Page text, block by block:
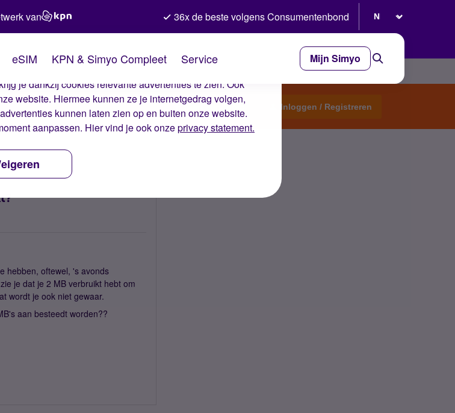
Met deze cookies zorgen wij ervoor dat je ervaring op de
je dankzij cookies relevante advertenties te zien. Ook
website. Hiermee kunnen ze je internetgedrag volgen,
kunnen laten zien op en buiten onze website.
aanpassen. Hier vind je ook onzeprivacy statement.
van 36x de beste volgens Consumentenbond
eSIM KPN & Simyo Compleet Service Mijn Simyo
Start een topic Inloggen / Registreren
hebben, oftewel, 's avonds
je dat je 2 MB verbruikt hebt om
wordt je ook niet gewaar.
aan besteedt worden??